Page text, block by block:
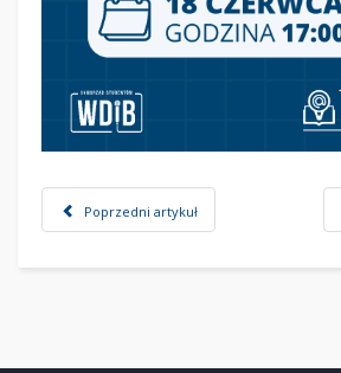
Poprzedni artykuł